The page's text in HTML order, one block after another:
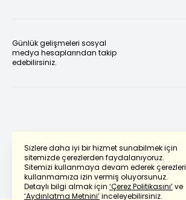
Sizlere daha iyi bir hizmet sunabilmek için
sitemizde çerezlerden faydalanıyoruz.
Sitemizi kullanmaya devam ederek çerezleri
kullanmamıza izin vermiş oluyorsunuz.
Detaylı bilgi almak için ‘Çerez Politikasını’ve
‘Aydınlatma Metnini’inceleyebilirsiniz.
Günlük gelişmeleri sosyal
medya hesaplarından takip
edebilirsiniz.
Powered by Translate